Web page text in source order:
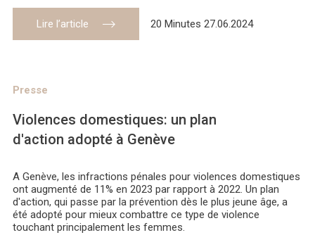
Lire l’article 20 Minutes 27.06.2024
Presse
Violences domestiques: un plan
d'action adopté à Genève
A Genève, les infractions pénales pour violences domestiques
ont augmenté de 11% en 2023 par rapport à 2022. Un plan
d'action, qui passe par la prévention dès le plus jeune âge, a
été adopté pour mieux combattre ce type de violence
touchant principalement les femmes.